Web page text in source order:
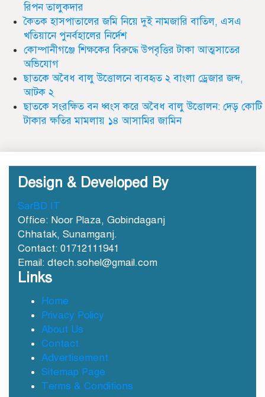
ছাতকে এক শিক্ষিকা ভারতে টাটা
হাসপাতালে ভতি
ছাত‌কে দৈনিক সুনামকণ্ঠ’র সপ্তম প্রতিষ্ঠা
বার্ষিকী পালিত
ছাতকে আওয়ামীলীগ নেতা হাসনাত
গ্রেফতার
ছাতক সিমেন্ট কারখানার মাটি কারখানায়
ছাতকে বন্যার্তদের মধ্যে তালামীযের খাদ্য
সামগ্রী বিতরণ
রিপন তালুকদার
কৈতক হাসপাতালের জমি নিয়ে দুই নামজারি বাতিল, এসএ
খতিয়ানে পুনর্বহালের নির্দেশ
কোম্পানীগঞ্জে শিক্ষকের বিরুদ্ধে উপবৃত্তির টাকা আত্মসাতের
অভিযোগ
ছাতকে অবৈধ বালু উত্তোলনে ব্যবহৃত ২ বাংলা ড্রেজার জব্দ,
আটক ২
ছাতকে সংরক্ষিত বন ধ্বংস করে অবৈধ বালু উত্তোলন: দেড় কোটি
টাকার ক্ষতির মামলায় ১৪ আসামির জামিন
Design & Developed By
SarBD IT
Office: Noor Plaza, Gobindaganj
Chhatak, Sunamganj.
Contact: 01712111941
Email: dtech.sohel@gmail.com
Links
Home
Privacy Policy
About Us
Contact
Advertisement
Sitemap Page
Terms & Conditions